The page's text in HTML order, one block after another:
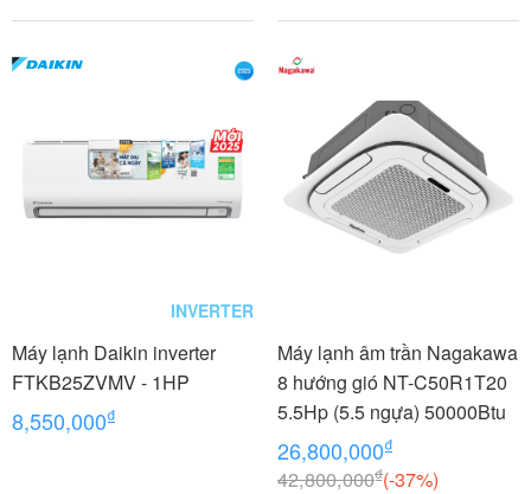
INVERTER
Máy lạnh Daikin inverter
FTKB25ZVMV - 1HP
8,550,000₫
Máy lạnh âm trần Nagakawa
8 hướng gió NT-C50R1T20
5.5Hp (5.5 ngựa) 50000Btu
26,800,000₫
42,800,000₫(-37%)